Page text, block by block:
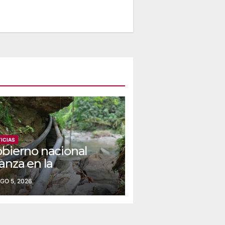
nacional
en la
del
Las Lajas
5, 2026